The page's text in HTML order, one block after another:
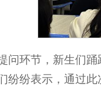
问环节，新生们
纷纷表示，通过